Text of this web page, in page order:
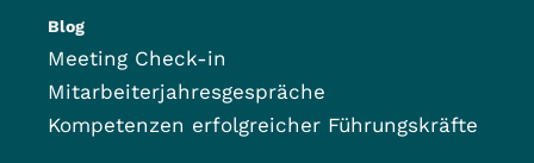
Blog
Meeting Check-in
Mitarbeiterjahresgespräche
Kompetenzen erfolgreicher Führungskräfte